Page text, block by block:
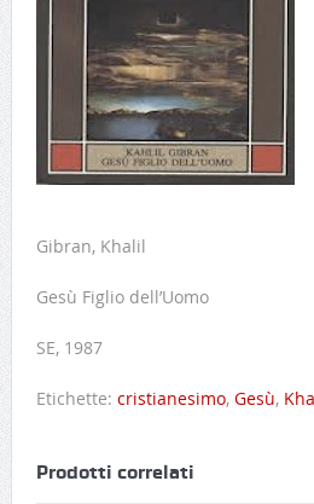
Gibran, Khalil
Gesù Figlio dell’Uomo
SE, 1987
Etichette: cristianesimo, Gesù,
Prodotti correlati